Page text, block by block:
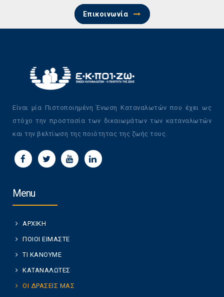
Επικοινωνία
Είναι μία Πιστοποιημένη Ένωση Καταναλωτών που έχει ως
στόχο την προστασία των δικαιωμάτων των καταναλωτών
και την βελτίωση της ποιότητας της ζωής τους.
Menu
ΑΡΧΙΚΗ
ΠΟΙΟΙ ΕΙΜΑΣΤΕ
ΤΙ ΚΑΝΟΥΜΕ
ΚΑΤΑΝΑΛΩΤΕΣ
ΟΙ ΔΡΑΣΕΙΣ ΜΑΣ